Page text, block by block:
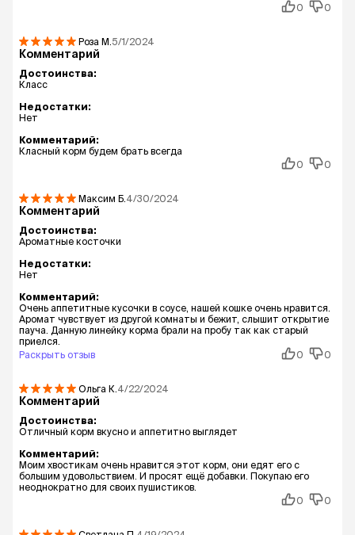
0
0
Роза М. 5/1/2024
Комментарий
Достоинства:
Класс
Недостатки:
Нет
Комментарий:
Класный корм будем брать всегда
0
0
Максим Б. 4/30/2024
Комментарий
Достоинства:
Ароматные косточки
Недостатки:
Нет
Комментарий:
Очень аппетитные кусочки в соусе, нашей кошке очень нравится.
Аромат чувствует из другой комнаты и бежит, слышит открытие
пауча. Данную линейку корма брали на пробу так как старый
приелся.
Раскрыть отзыв
0 0
Ольга К. 4/22/2024
Комментарий
Достоинства:
Отличный корм вкусно и аппетитно выглядет
Комментарий:
Моим хвостикам очень нравится этот корм, они едят его с
большим удовольствием. И просят ещё добавки. Покупаю его
неоднократно для своих пушистиков.
0
0